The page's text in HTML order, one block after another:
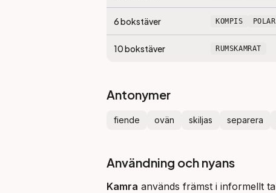
6bokstäver KOMPIS
10bokstäver RUMSKAMRAT
Antonymer
fiende ovän skiljas separera
Användning och nyans
Kamra används främst i informellt